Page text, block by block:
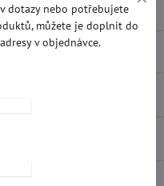
dotazy nebo potřebujete
můžete je doplnit do
v objednávce.